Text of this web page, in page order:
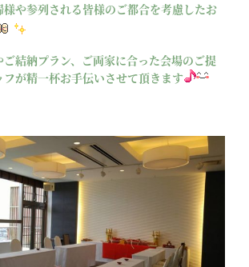
や参列される皆様のご都合を考慮したお
ご結納プラン、ご両家に合った会場のご提
が精一杯お手伝いさせて頂きます